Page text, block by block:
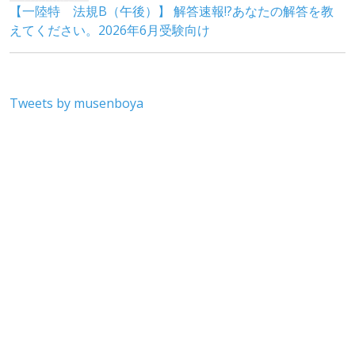
Tweets by musenboya